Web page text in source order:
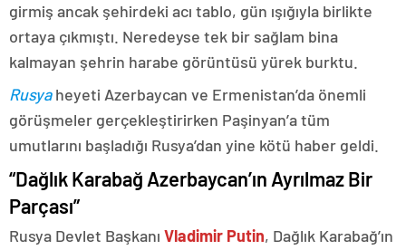
girmiş ancak şehirdeki acı tablo, gün ışığıyla birlikte
ortaya çıkmıştı. Neredeyse tek bir sağlam bina
kalmayan şehrin harabe görüntüsü yürek burktu.
Rusyaheyeti Azerbaycan ve Ermenistan’da önemli
görüşmeler gerçekleştirirken Paşinyan’a tüm
umutlarını başladığı Rusya’dan yine kötü haber geldi.
“Dağlık Karabağ Azerbaycan’ın Ayrılmaz Bir
Parçası”
Rusya Devlet Başkanı Vladimir Putin, Dağlık Karabağ’ın